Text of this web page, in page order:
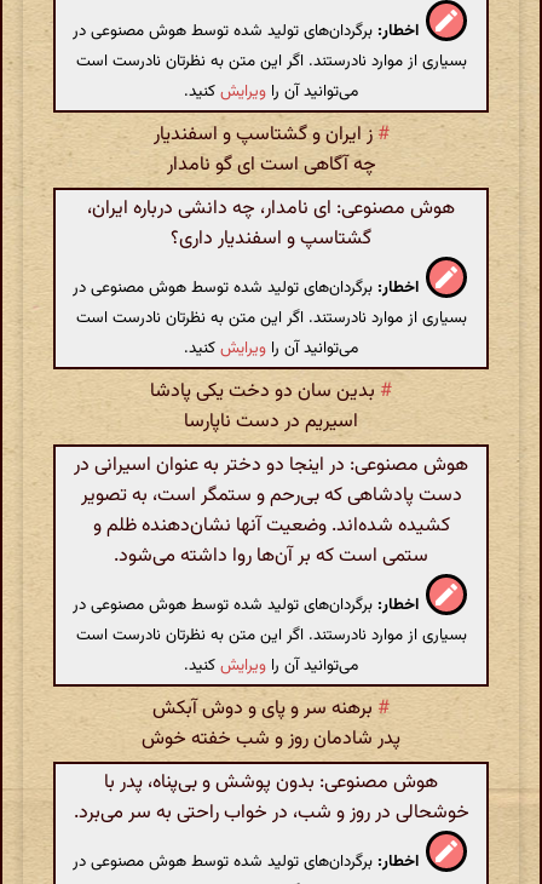
اخطار: برگردان‌های تولید شده توسط هوش مصنوعی در
بسیاری از موارد نادرستند. اگر این متن به نظرتان نادرست است
می‌توانید آن را ویرایشکنید.
# ز ایران و گشتاسپ و اسفندیار
چه آگاهی است ای گو نامدار
هوش مصنوعی: ای نامدار، چه دانشی درباره ایران،
گشتاسپ و اسفندیار داری؟
اخطار: برگردان‌های تولید شده توسط هوش مصنوعی در
بسیاری از موارد نادرستند. اگر این متن به نظرتان نادرست است
می‌توانید آن را ویرایشکنید.
# بدین سان دو دخت یکی پادشا
اسیریم در دست ناپارسا
هوش مصنوعی: در اینجا دو دختر به عنوان اسیرانی در
دست پادشاهی که بی‌رحم و ستمگر است، به تصویر
کشیده شده‌اند. وضعیت آنها نشان‌دهنده ظلم و
ستمی است که بر آن‌ها روا داشته می‌شود.
اخطار: برگردان‌های تولید شده توسط هوش مصنوعی در
بسیاری از موارد نادرستند. اگر این متن به نظرتان نادرست است
می‌توانید آن را ویرایشکنید.
# برهنه سر و پای و دوش آبکش
پدر شادمان روز و شب خفته خوش
هوش مصنوعی: بدون پوشش و بی‌پناه، پدر با
خوشحالی در روز و شب، در خواب راحتی به سر می‌برد.
اخطار: برگردان‌های تولید شده توسط هوش مصنوعی در